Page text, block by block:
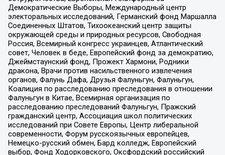
Демократические Выборы, Международный центр
электоральных исследований, Германский фонд Маршалла
Соединенных Штатов, Тихоокеанский центр защиты
окружающей среды и природных ресурсов, Свободная
Россия, Всемирный конгресс украинцев, Атлантический
совет, Человек в беде, Европейский фонд за демократию,
Джеймстаунский фонд, Прожект Хармони, Родники
дракона, Врачи против насильственного извлечения
органов, Фалунь Дафа, Друзья Фалуньгун, Фалуньгун,
Коалиция по расследованию преследования в отношении
Фалуньгун в Китае, Всемирная организация по
расследованию преследований Фалуньгун, Пражский
гражданский центр, Ассоциация школ политических
исследований при Совете Европы, Центр либеральной
современности, Форум русскоязычных европейцев,
Немецко-русский обмен, Бард колледж, Европейский
выбор, Фонд Ходорковского, Оксфордский российский